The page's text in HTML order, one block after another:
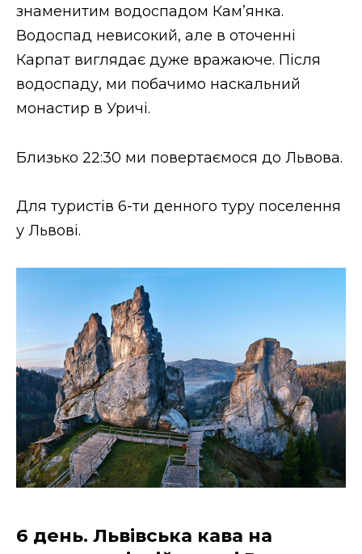
знаменитим водоспадом Кам’янка.
Водоспад невисокий, але в оточенні
Карпат виглядає дуже вражаюче. Після
водоспаду, ми побачимо наскальний
монастир в Уричі.
Близько 22:30 ми повертаємося до Львова.
Для туристів 6-ти денного туру поселення
у Львові.
6 день. Львівська кава на